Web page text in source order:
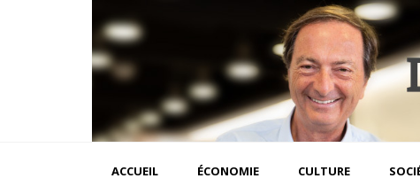
principale
ACCUEIL ÉCONOMIE CULTURE